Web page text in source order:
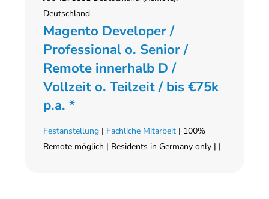
Deutschland
Magento Developer /
Professional o. Senior /
Remote innerhalb D /
Vollzeit o. Teilzeit / bis €75k
p.a. *
Festanstellung | Fachliche Mitarbeit | 100%
Remote möglich | Residents in Germany only | |